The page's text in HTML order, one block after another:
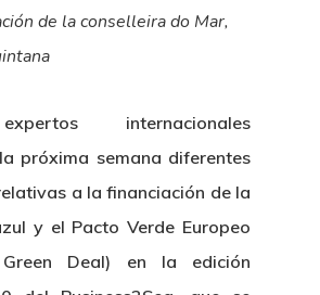
de la conselleira do Mar,
internacionales
próxima semana diferentes
a la financiación de la
y el Pacto Verde Europeo
Green Deal) en la edición